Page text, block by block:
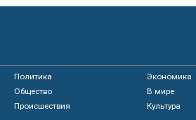
Политика
Экономика
Общество
В мире
Происшествия
Культура